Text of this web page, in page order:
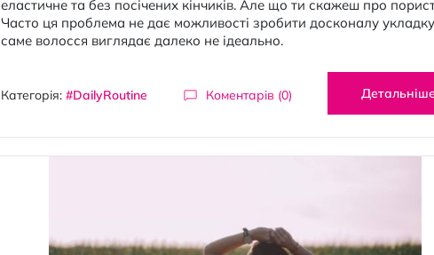
еластичне та без посічених кінчиків. Але що ти скажеш про
Часто ця проблема не дає можливості зробити досконалу
саме волосся виглядає далеко не ідеально.
Категорія: #DailyRoutine Коментарів (0) Детальніше